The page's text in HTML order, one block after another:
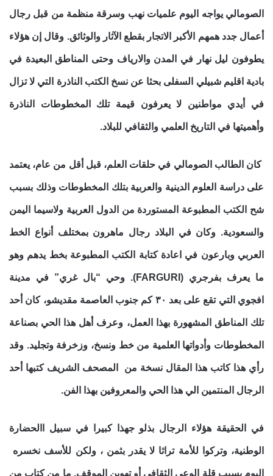
الصومالي يواجه اليوم علميات نهب وسرقة منظمة من قبل رجال
أعمال جدد همهم الأكبر الاتجار بقطع الآثار والوثائق. وقال إن هؤلاء
يطوفون ليل نهار في المدن والارياف وحتى المناطق البعيدة في
بادية اقليم شبيلي السفلى بحثا عن نسخ الكتب الناذرة التي لا تزال
في أيدي مواطنين لا يعرفون قيمة تلك المخطوطات الناذرة
وأهميتها في التاريخ العلمي والثقافي للبلاد.
كان الطالب الصومالي في حلقات العلم، قبل أقل من عام، يعتمد
على دراسة العلوم الدينية والعربية بتلك المخطوطات وذلك بسبب
شح الكتب المطبوعة المستوردة من الدول العربية ولاسيما اليمن
والسعودية. وكان في البلاد رجال ماهرون بمختلف أنواع الخط
العربي وبارعون في اعادة كتابة الكتب المطبوعة بخط يدهم وهو
ما يعرف بفرجري (FARGURI). وحي “بال غري” في مدينة
افجوي التي تقع على بعد ٣٠ كم جنوب العاصمة مقديشو، كان أحد
تلك المناطق المشهورة بهذا العمل، وعرف أهل هذا الحي بصناعة
المخطوطات وأدواتها العلمية من خط ونسخ، وزخرفة وتجليد. وقد
رأي هذا كاتب هذا المقال نسخة من المصحف الشريف كتبها أحد
الرجال المنتمين الي هذا الحي والمعروفين بهذا الفن.
في الحقيقة هؤلاء الرجال بذلو جهذا كبيرا في سبيل االحضارة
الوطنية، وتركوا للأمة تراثا لا يقدر بثمن ، ولكن للأسف نخسره
اليوم بسبب قلة الوعي الثقافي أو تهوين الموقف. ما من كتاب من